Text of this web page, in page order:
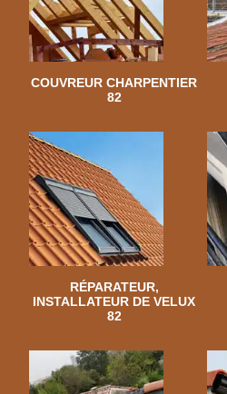
COUVREUR CHARPENTIER
82
RÉPARATEUR,
INSTALLATEUR DE VELUX
82